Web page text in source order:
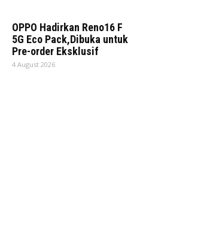
OPPO Hadirkan Reno16 F
5G Eco Pack,Dibuka untuk
Pre-order Eksklusif
4 August 2026